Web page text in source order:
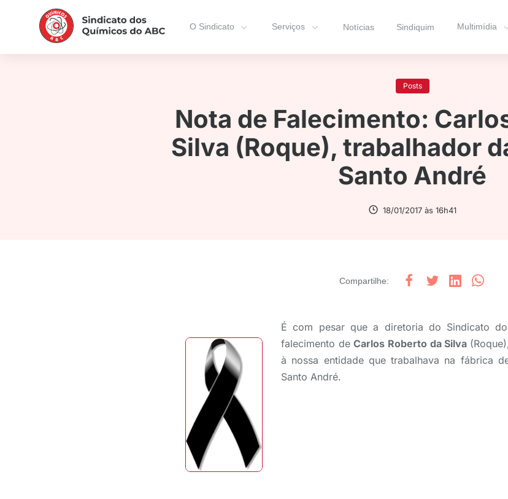
O Sindicato Serviços Notícias Sindiquim Multimídia
Posts
Nota de Falecimento:
Silva (Roque), trabalhador
Santo André
18/01/2017 às 16h41
Compartilhe:
É com pesar que a diretoria do Sindicato
falecimento deCarlos Roberto da Silva
à nossa entidade que trabalhava na fábrica
Santo André.